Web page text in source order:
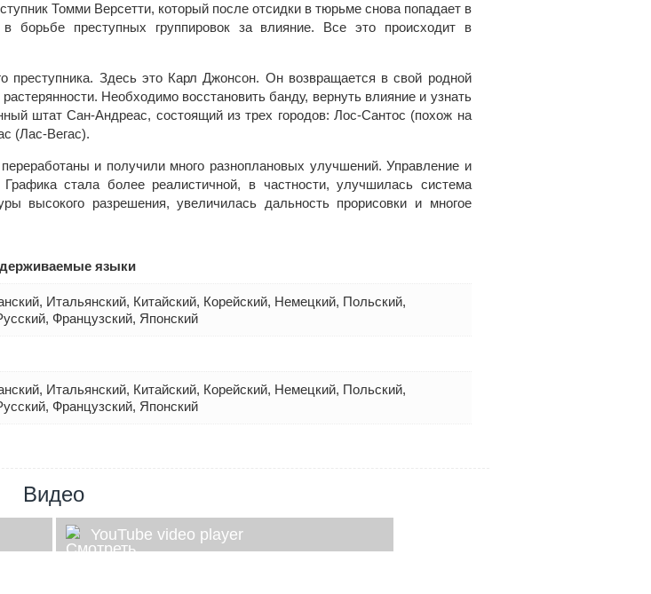
Томми Версетти, который после отсидки в тюрьме снова попадает в
борьбе преступных группировок за влияние. Все это происходит в
преступника. Здесь это Карл Джонсон. Он возвращается в свой родной
Необходимо восстановить банду, вернуть влияние и узнать
штат Сан-Андреас, состоящий из трех городов: Лос-Сантос (похож на
(Лас-Вегас).
и получили много разноплановых улучшений. Управление и
стала более реалистичной, в частности, улучшилась система
высокого разрешения, увеличилась дальность прорисовки и многое
языки
Итальянский, Китайский, Корейский, Немецкий, Польский,
Французский, Японский
Итальянский, Китайский, Корейский, Немецкий, Польский,
Французский, Японский
Видео
YouTube video player